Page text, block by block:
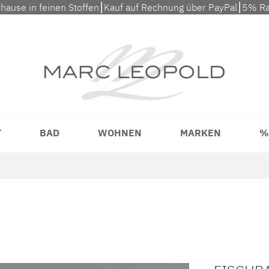
in feinen Stoffen⎮Kauf auf Rechnung über PayPal⎮5%
BAD WOHNEN MARKEN